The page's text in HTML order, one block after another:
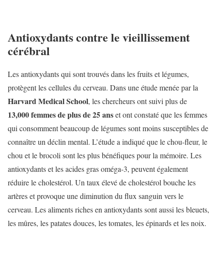
Antioxydants contre le vieillissement
cérébral
Les antioxydants qui sont trouvés dans les fruits et légumes,
protègent les cellules du cerveau. Dans une étude menée par la
Harvard Medical School, les chercheurs ont suivi plus de
13,000 femmes de plus de 25 anset ont constaté que les femmes
qui consomment beaucoup de légumes sont moins susceptibles de
connaître un déclin mental. L’étude a indiqué que le chou-fleur, le
chou et le brocoli sont les plus bénéfiques pour la mémoire. Les
antioxydants et les acides gras oméga-3, peuvent également
réduire le cholestérol. Un taux élevé de cholestérol bouche les
artères et provoque une diminution du flux sanguin vers le
cerveau. Les aliments riches en antioxydants sont aussi les bleuets,
les mûres, les patates douces, les tomates, les épinards et les noix.